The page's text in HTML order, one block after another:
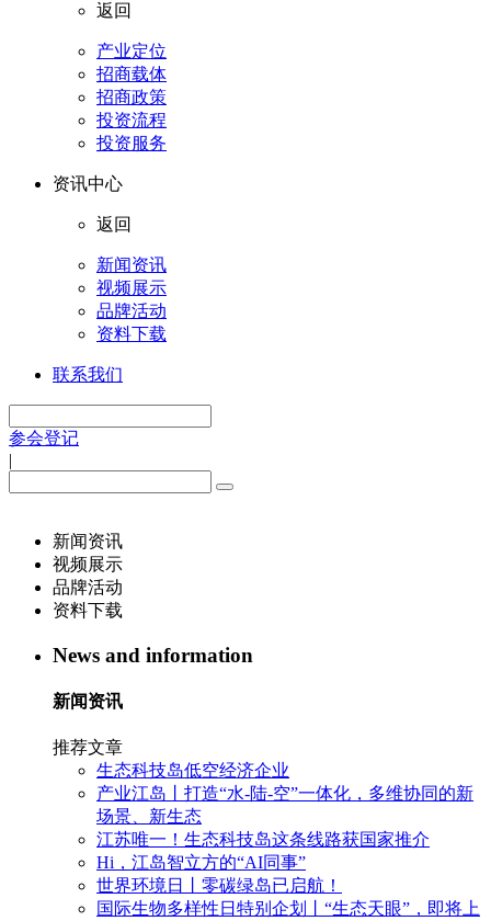
返回
产业定位
招商载体
招商政策
投资流程
投资服务
资讯中心
返回
新闻资讯
视频展示
品牌活动
资料下载
联系我们
参会登记
|
新闻资讯
视频展示
品牌活动
资料下载
News and information
新闻资讯
推荐文章
生态科技岛低空经济企业
产业江岛丨打造“水-陆-空”一体化，多维协同的新
场景、新生态
江苏唯一！生态科技岛这条线路获国家推介
Hi，江岛智立方的“AI同事”
世界环境日丨零碳绿岛已启航！
国际生物多样性日特别企划丨“生态天眼”，即将上